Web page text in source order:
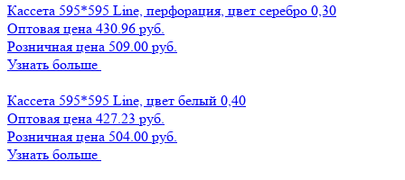
Кассета 595*595 Line, перфорация, цвет серебро 0,30
Оптовая цена 430.96 руб.
Розничная цена 509.00 руб.
Узнать больше
Кассета 595*595 Line, цвет белый 0,40
Оптовая цена 427.23 руб.
Розничная цена 504.00 руб.
Узнать больше